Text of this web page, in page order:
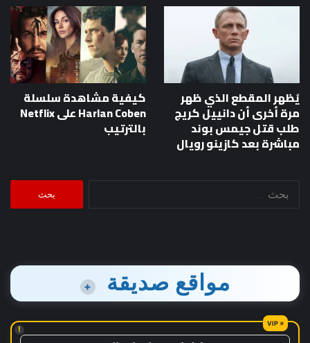
يُظهر المقطع الذي ظهر
مرة أخرى أن دانييل كريج
طلب قتل جيمس بوند
مباشرة بعد كازينو رويال
كيفية مشاهدة سلسلة
Harlan Coben على Netflix
بالترتيب
مواقع صديقة +
!